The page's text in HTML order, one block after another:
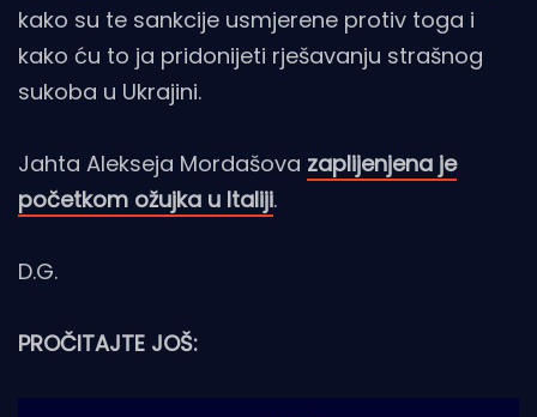
kako su te sankcije usmjerene protiv toga i
kako ću to ja pridonijeti rješavanju strašnog
sukoba u Ukrajini.
Jahta Alekseja Mordašova zaplijenjena je
početkom ožujka u Italiji.
D.G.
PROČITAJTE JOŠ: